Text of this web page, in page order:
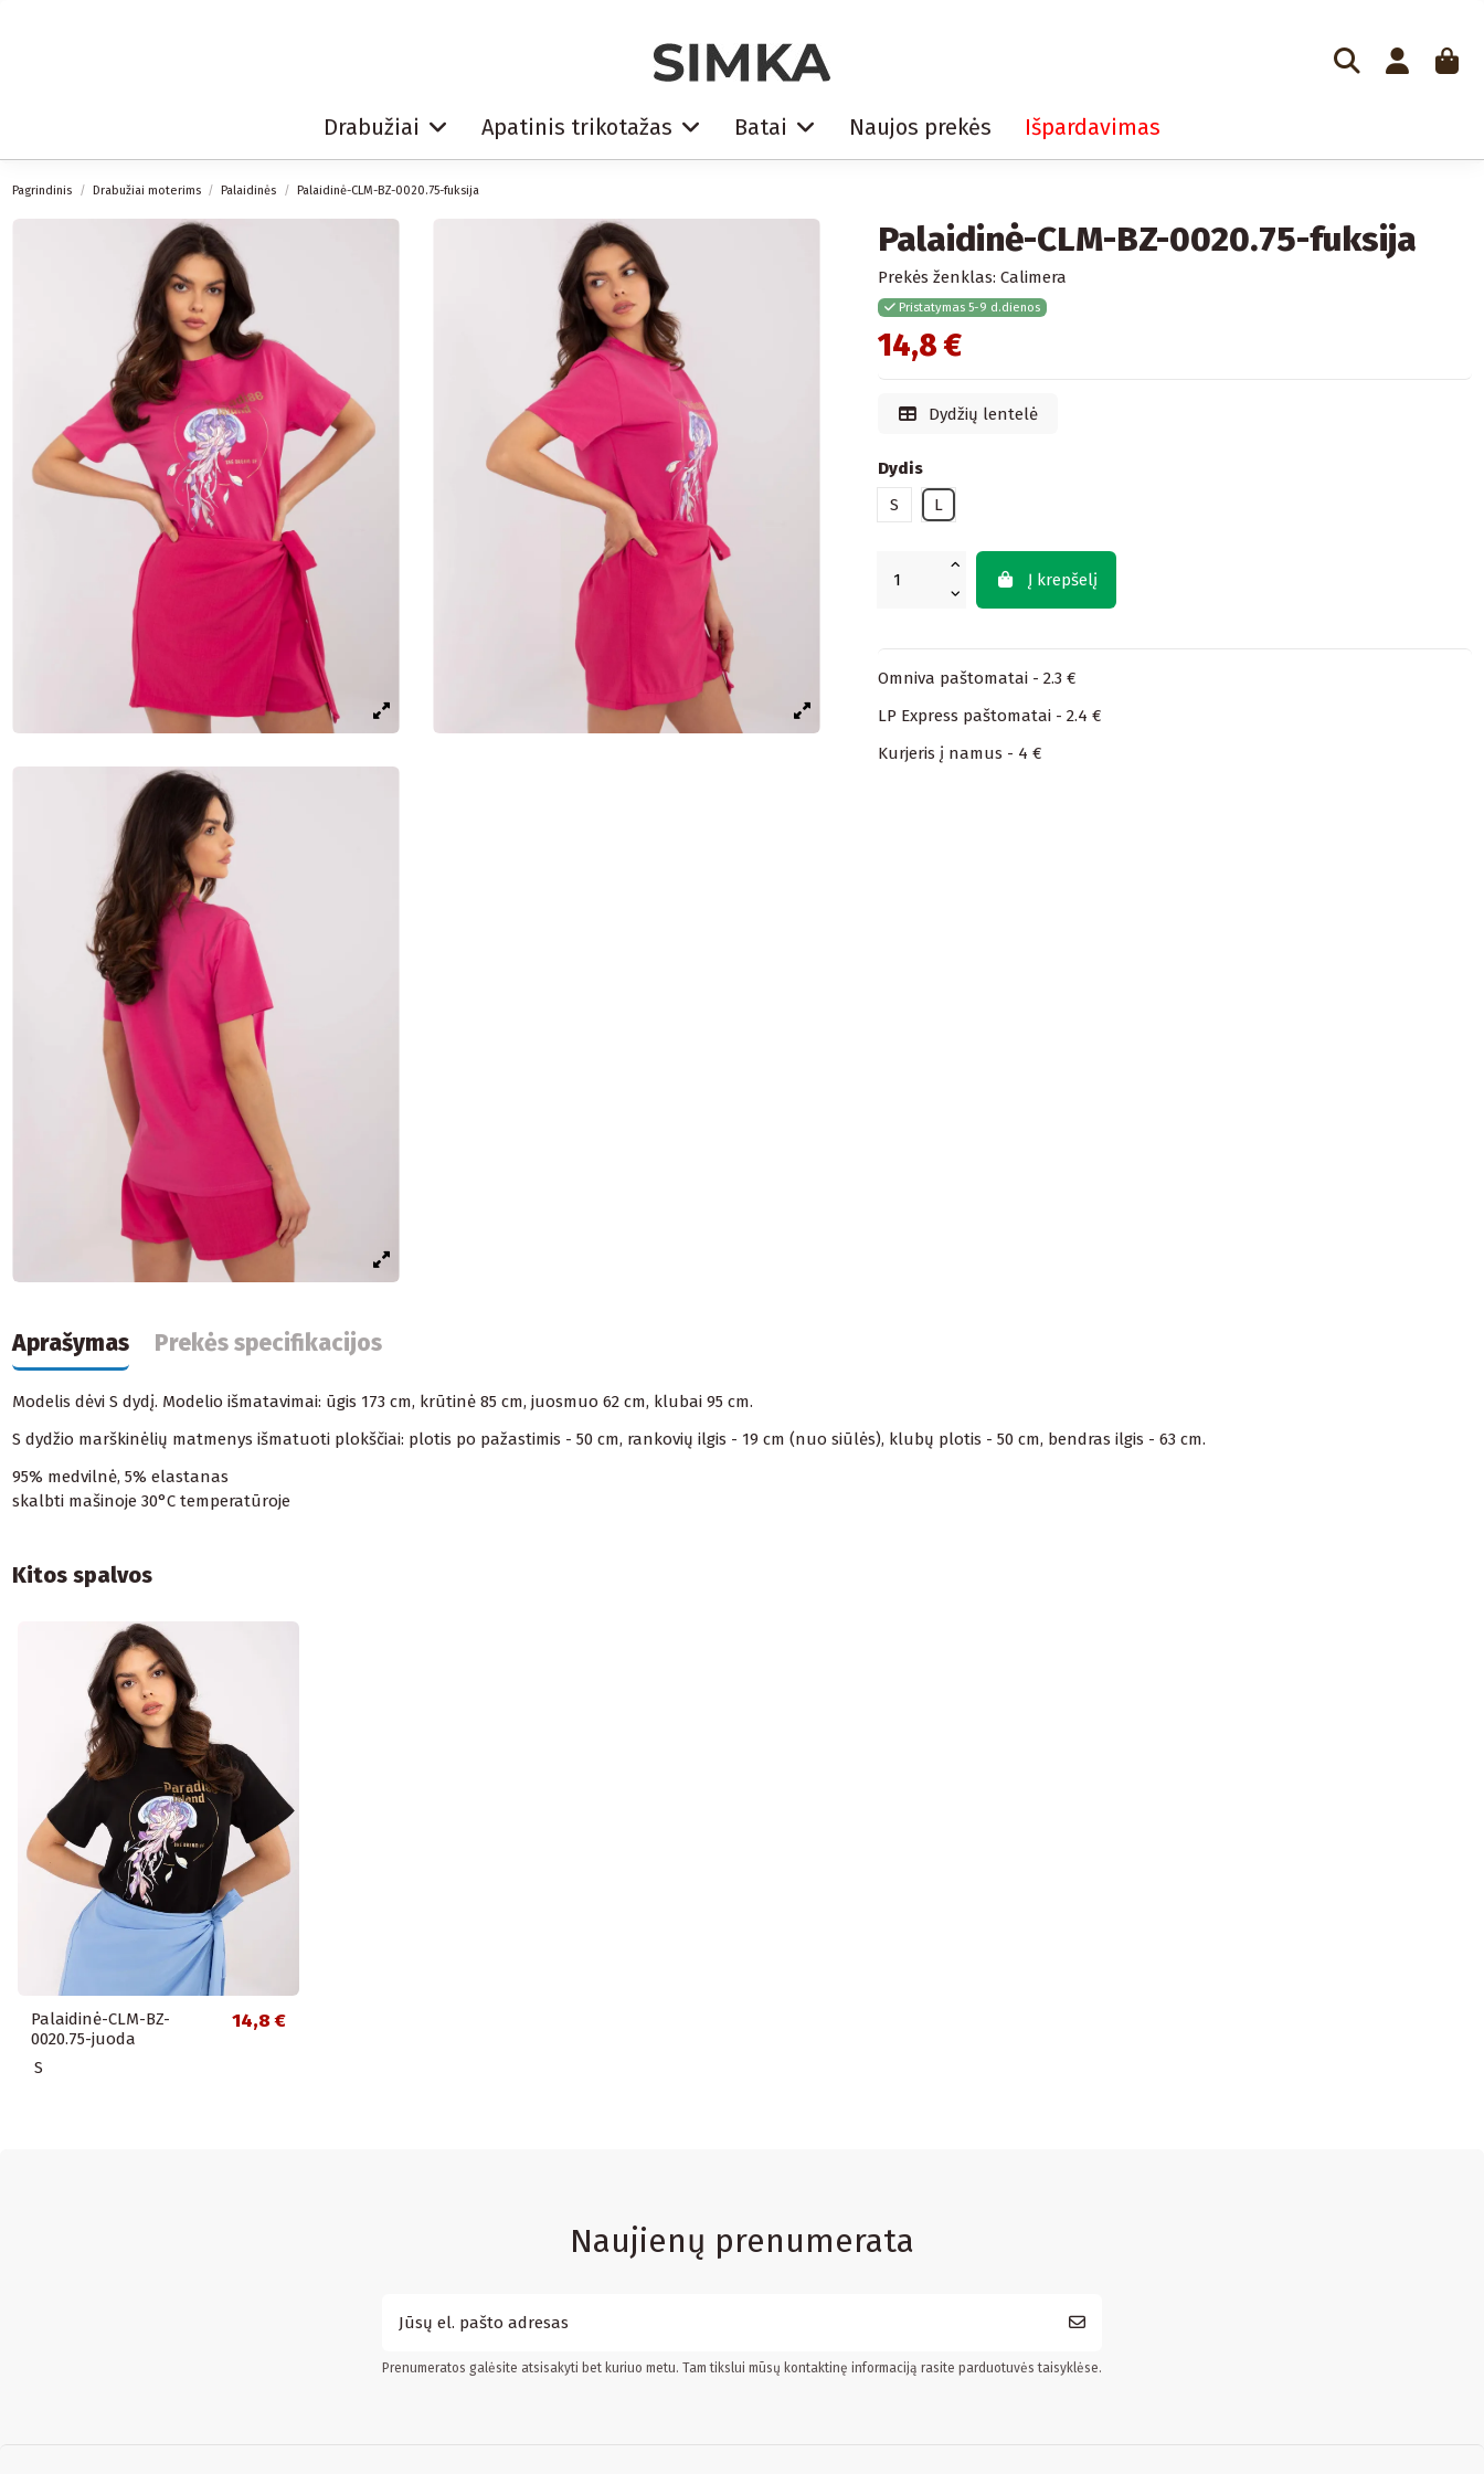
Drabužiai Apatinis trikotažas Batai Naujos prekės Išpardavimas
Pagrindinis Drabužiai moterims Palaidinės Palaidinė-CLM-BZ-0020.75-fuksija
Palaidinė-CLM-BZ-0020.75-fuksija
Prekės ženklas: Calimera
Pristatymas 5-9 d.dienos
14,8 €
Dydžių lentelė
Dydis
S
L
Į krepšelį
Omniva paštomatai - 2.3 €
LP Express paštomatai - 2.4 €
Kurjeris į namus - 4 €
Aprašymas Prekės specifikacijos
Modelis dėvi S dydį. Modelio išmatavimai: ūgis 173 cm, krūtinė 85 cm, juosmuo 62 cm, klubai 95 cm.
S dydžio marškinėlių matmenys išmatuoti plokščiai: plotis po pažastimis - 50 cm, rankovių ilgis - 19 cm (nuo siūlės), klubų plotis - 50 cm, bendras ilgis - 63 cm.
95% medvilnė, 5% elastanas
skalbti mašinoje 30°C temperatūroje
Kitos spalvos
Palaidinė-CLM-BZ-
0020.75-juoda
14,8 €
S
Naujienų prenumerata
Prenumeratos galėsite atsisakyti bet kuriuo metu. Tam tikslui mūsų kontaktinę informaciją rasite parduotuvės taisyklėse.